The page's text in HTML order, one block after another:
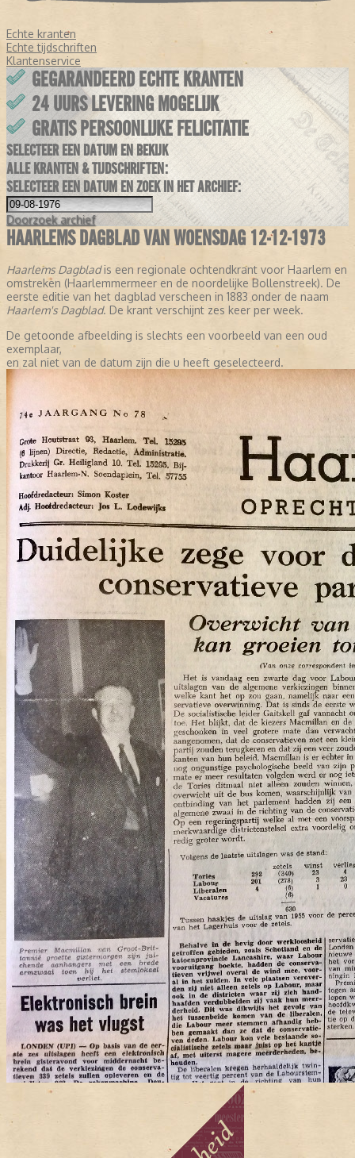
Echte kranten
Echte tijdschriften
Klantenservice
GEGARANDEERD ECHTE KRANTEN
24 UURS LEVERING MOGELIJK
GRATIS PERSOONLIJKE FELICITATIE
SELECTEER EEN DATUM EN BEKIJK
ALLE KRANTEN & TIJDSCHRIFTEN:
SELECTEER EEN DATUM EN ZOEK IN HET ARCHIEF:
Doorzoek archief
HAARLEMS DAGBLAD VAN WOENSDAG 12-12-1973
Haarlems Dagbladis een regionale ochtendkrant voor Haarlem en
omstreken (Haarlemmermeer en de noordelijke Bollenstreek). De
eerste editie van het dagblad verscheen in 1883 onder de naam
Haarlem's Dagblad. De krant verschijnt zes keer per week.
De getoonde afbeelding is slechts een voorbeeld van een oud
exemplaar,
en zal niet van de datum zijn die u heeft geselecteerd.